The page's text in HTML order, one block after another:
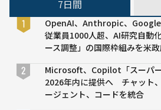
7日間
OpenAI、Anthropic、
従業員1000人超、AI研究自動
ース調整」の国際枠組みを米
Microsoft、Copilot「スーパ
2026年内に提供へ チャット
ージェント、コードを統合